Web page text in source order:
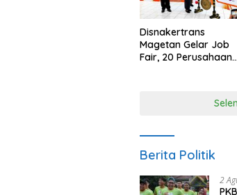
Disnakertrans
Magetan Gelar Job
Fair, 20 Perusahaan
Berita Politik
2